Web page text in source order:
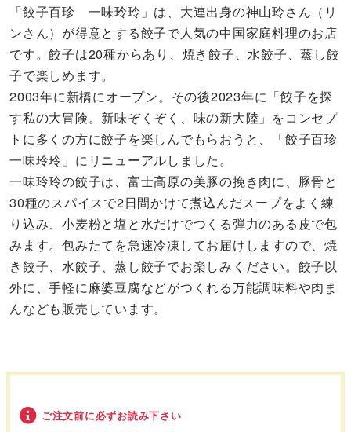
「餃子百珍 一味玲玲」は、大連出身の神山玲さん（リ
ンさん）が得意とする餃子で人気の中国家庭料理のお店
です。餃子は20種からあり、焼き餃子、水餃子、蒸し餃
子で楽しめます。
2003年に新橋にオープン。その後2023年に「餃子を探
す私の大冒険。新味ぞくぞく、味の新大陸」をコンセプ
トに多くの方に餃子を楽しんでもらおうと、「餃子百珍
一味玲玲」にリニューアルしました。
一味玲玲の餃子は、富士高原の美豚の挽き肉に、豚骨と
30種のスパイスで2日間かけて煮込んだスープをよく練
り込み、小麦粉と塩と水だけでつくる弾力のある皮で包
みます。包みたてを急速冷凍してお届けしますので、焼
き餃子、水餃子、蒸し餃子でお楽しみください。餃子以
外に、手軽に麻婆豆腐などがつくれる万能調味料や肉ま
んなども販売しています。
ご注文前に必ずお読み下さい